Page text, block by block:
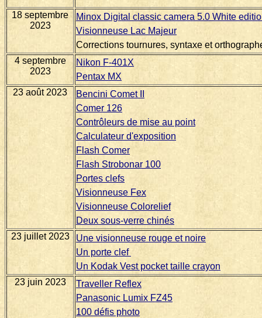
18 septembre
2023
Minox Digital classic camera 5.0 White
Visionneuse Lac Majeur
Corrections tournures, syntaxe et
4 septembre
2023
Nikon F-401X
Pentax MX
23 août 2023
Bencini Comet II
Comer 126
Contrôleurs de mise au point
Calculateur d'exposition
Flash Comer
Flash Strobonar 100
Portes clefs
Visionneuse Fex
Visionneuse Colorelief
Deux sous-verre chinés
23 juillet 2023
Une visionneuse rouge et noire
Un porte clef
Un Kodak Vest pocket taille crayon
23 juin 2023
Traveller Reflex
Panasonic Lumix FZ45
100 défis photo